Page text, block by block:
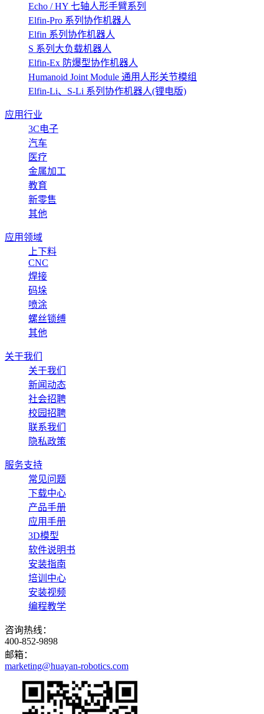
Echo / HY 七轴人形手臂系列
Elfin-Pro 系列协作机器人
Elfin 系列协作机器人
S 系列大负载机器人
Elfin-Ex 防爆型协作机器人
Humanoid Joint Module 通用人形关节模组
Elfin-Li、S-Li 系列协作机器人(锂电版)
应用行业
3C电子
汽车
医疗
金属加工
教育
新零售
其他
应用领域
上下料
CNC
焊接
码垛
喷涂
螺丝锁缚
其他
关于我们
关于我们
新闻动态
社会招聘
校园招聘
联系我们
隐私政策
服务支持
常见问题
下载中心
产品手册
应用手册
3D模型
软件说明书
安装指南
培训中心
安装视频
编程教学
咨询热线：
400-852-9898
邮箱：
marketing@huayan-robotics.com